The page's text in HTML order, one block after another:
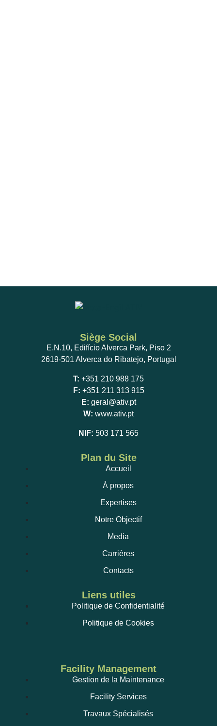
Siège Social
E.N.10, Edifício Alverca Park, Piso 2
2619-501 Alverca do Ribatejo, Portugal
T: +351 210 988 175
F: +351 211 313 915
E: geral@ativ.pt
W: www.ativ.pt
NIF: 503 171 565
Plan du Site
Accueil
À propos
Expertises
Notre Objectif
Media
Carrières
Contacts
Liens utiles
Politique de Confidentialité
Politique de Cookies
Facility Management
Gestion de la Maintenance
Facility Services
Travaux Spécialisés